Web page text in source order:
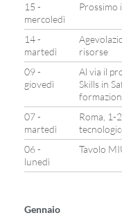
15 -
mercoledì
Prossimo
14 -
martedì
risorse
09 -
giovedì
Al via il
Skills in
07 -
martedì
Roma, 1-
06 -
lunedì
Tavolo
Gennaio